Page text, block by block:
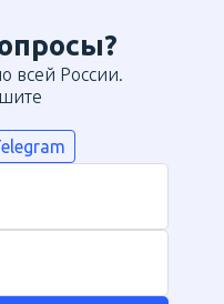
всей России.